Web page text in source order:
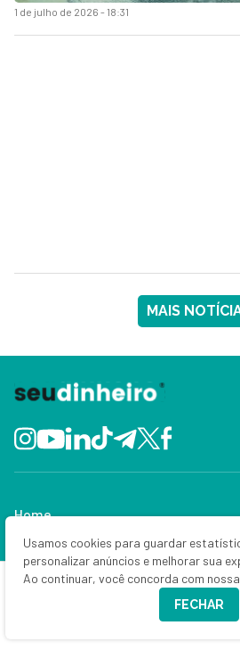
1 de julho de 2026 - 18:31
MAIS
Home
Últimas notícias
Usamos cookies para guardar
personalizar anúncios e melhorar sua
Ao continuar, você concorda com
FECHAR